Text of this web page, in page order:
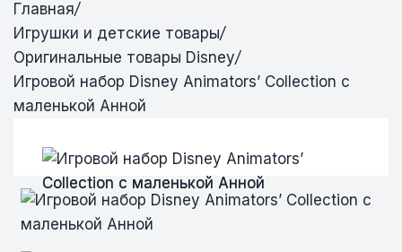
Главная/
Игрушки и детские товары/
Оригинальные товары Disney/
Игровой набор Disney Animators’ Collection с
маленькой Анной
Collection с маленькой Анной
Collection с маленькой Анной
Collection с маленькой Анной